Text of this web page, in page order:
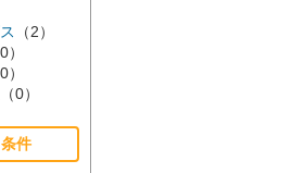
（2）
）
）
（0）
件